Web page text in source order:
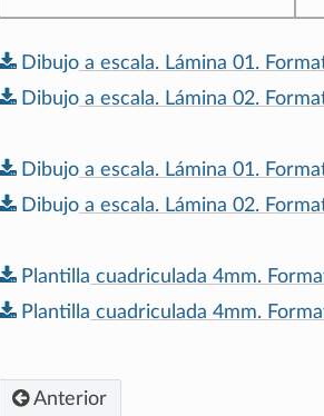
Dibujo a escala. Lámina 01.
Dibujo a escala. Lámina 02.
Dibujo a escala. Lámina 01.
Dibujo a escala. Lámina 02.
Plantilla cuadriculada 4mm.
Plantilla cuadriculada 4mm.
Anterior